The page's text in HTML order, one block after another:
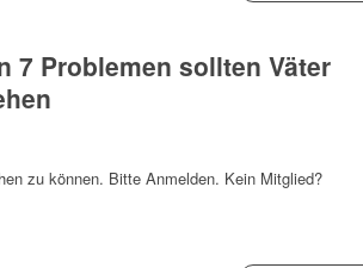
7 Problemen sollten Väter
zu können. Bitte Anmelden. Kein Mitglied?